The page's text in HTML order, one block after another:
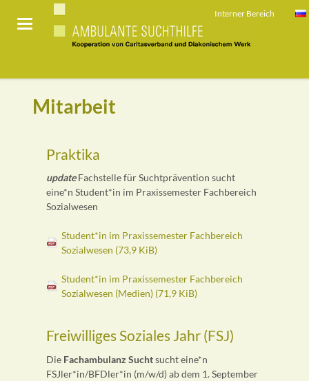
Interner Bereich
Mitarbeit
Praktika
updateFachstelle für Suchtprävention sucht
eine*n Student*in im Praxissemester Fachbereich
Sozialwesen
Student*in im Praxissemester Fachbereich
Sozialwesen (73,9 KiB)
Student*in im Praxissemester Fachbereich
Sozialwesen (Medien) (71,9 KiB)
Freiwilliges Soziales Jahr (FSJ)
Die Fachambulanz Suchtsucht eine*n
FSJler*in/BFDler*in (m/w/d) ab dem 1. September